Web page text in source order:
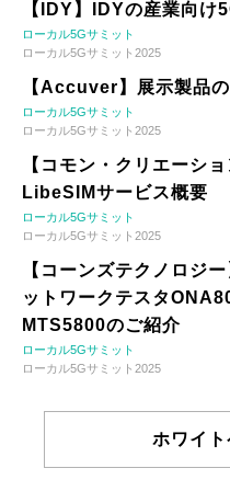
【IDY】IDYの産業向け
ローカル5Gサミット
ローカル5Gサミット2025
【Accuver】展示製品
ローカル5Gサミット
ローカル5Gサミット2025
【コモン・クリエーシ
LibeSIMサービス概要
ローカル5Gサミット
ローカル5Gサミット2025
【コーンズテクノロ
ットワークテスタ
MTS5800のご紹介
ローカル5Gサミット
ローカル5Gサミット2025
ホワイ